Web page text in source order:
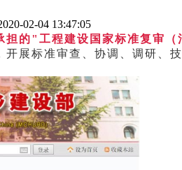
02-04 13:47:05
的"工程建设国家标准复审
展标准审查、协调、调研、技